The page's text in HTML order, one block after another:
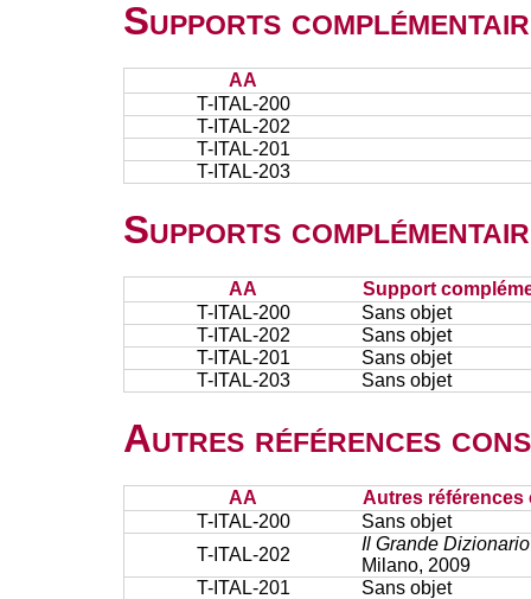
Supports
AA
T-ITAL-200
T-ITAL-202
T-ITAL-201
T-ITAL-203
Supports
AA
Support
T-ITAL-200
Sans objet
T-ITAL-202
Sans objet
T-ITAL-201
Sans objet
T-ITAL-203
Sans objet
Autres références
AA
Autres références
T-ITAL-200
Sans objet
T-ITAL-202
Il Grande
Milano, 2009
T-ITAL-201
Sans objet